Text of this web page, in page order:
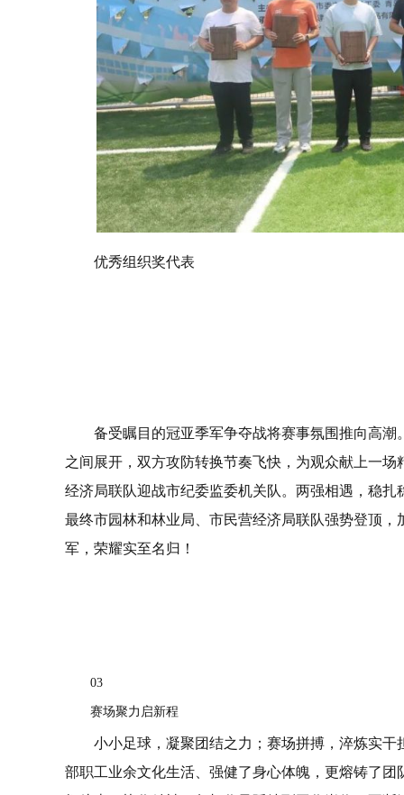
优秀组织奖代表
备受瞩目的冠亚季军争夺战将赛事氛围推向高
之间展开，双方攻防转换节奏飞快，为观众献上一
经济局联队迎战市纪委监委机关队。两强相遇，稳
最终市园林和林业局、市民营经济局联队强势登顶
军，荣耀实至名归！
03
赛场聚力启新程
小小足球，凝聚团结之力；赛场拼搏，淬炼实
部职工业余文化生活、强健了身心体魄，更熔铸了